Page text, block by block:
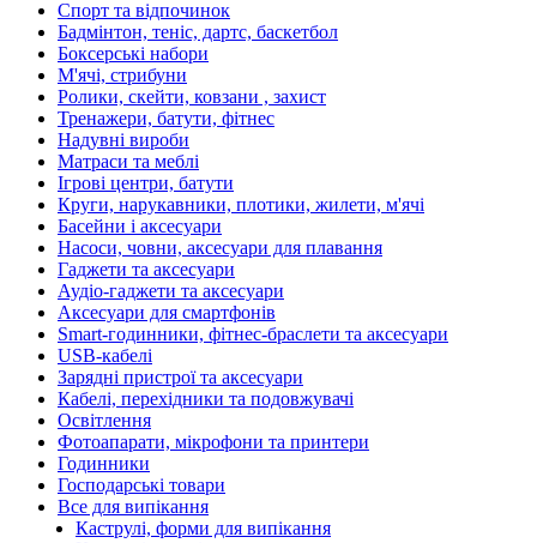
Спорт та відпочинок
Бадмінтон, теніс, дартс, баскетбол
Боксерські набори
М'ячі, стрибуни
Ролики, скейти, ковзани , захист
Тренажери, батути, фітнес
Надувні вироби
Матраси та меблі
Ігрові центри, батути
Круги, нарукавники, плотики, жилети, м'ячі
Басейни і аксесуари
Насоси, човни, аксесуари для плавання
Гаджети та аксесуари
Аудіо-гаджети та аксесуари
Аксесуари для смартфонів
Smart-годинники, фітнес-браслети та аксесуари
USB-кабелі
Зарядні пристрої та аксесуари
Кабелі, перехідники та подовжувачі
Освітлення
Фотоапарати, мікрофони та принтери
Годинники
Господарські товари
Все для випікання
Каструлі, форми для випікання